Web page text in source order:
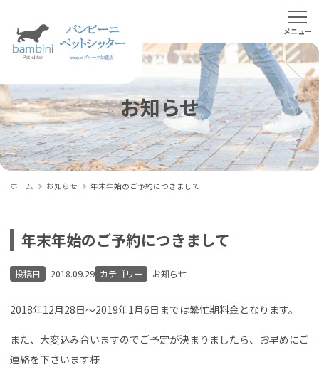
お知らせ
ホーム お知らせ 年末年始のご予約につきまして
年末年始のご予約につきまして
投稿日 2018.09.29 カテゴリー お知らせ
2018年12月28日～2019年1月6日までは繁忙期料金となります。
また、大変込み合いますのでご予定が決まりましたら、お早めにご
連絡を下さいます様